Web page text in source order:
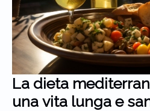
La dieta
una vita lunga e